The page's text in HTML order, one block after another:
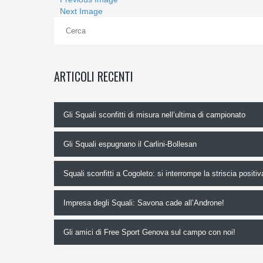
Next Image
ARTICOLI RECENTI
Gli Squali sconfitti di misura nell’ultima di campionato
Gli Squali espugnano il Carlini-Bollesan
Squali sconfitti a Cogoleto: si interrompe la striscia
Impresa degli Squali: Savona cade all’Androne!
Gli amici di Free Sport Genova sul campo con noi!